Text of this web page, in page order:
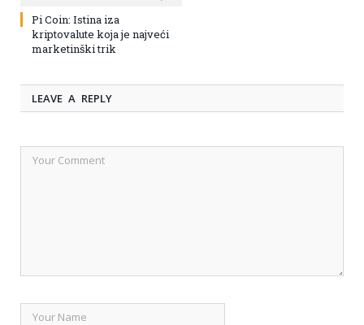
Pi Coin: Istina iza
kriptovalute koja je najveći
marketinški trik
LEAVE A REPLY